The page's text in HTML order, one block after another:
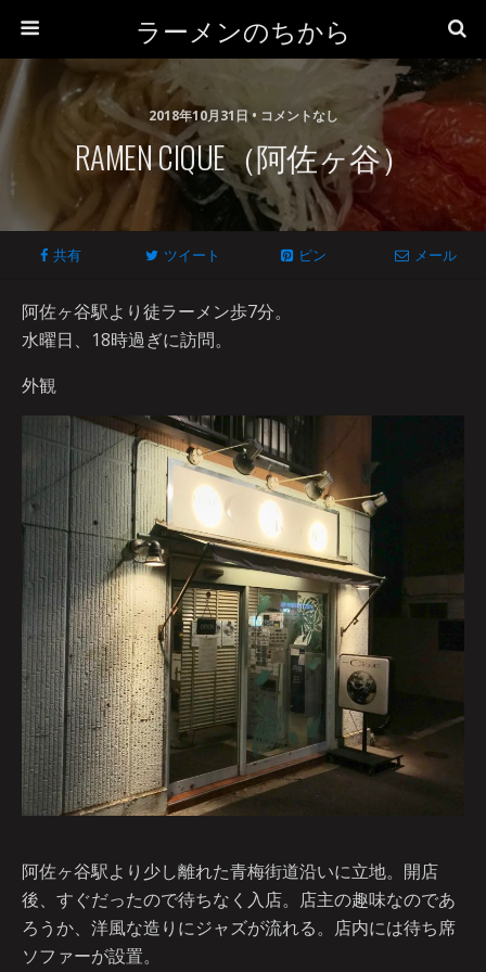
ラーメンのちから
2018年10月31日 • コメントなし
RAMEN CIQUE（阿佐ヶ谷）
共有 ツイート ピン メール
阿佐ヶ谷駅より徒ラーメン歩7分。
水曜日、18時過ぎに訪問。
外観
阿佐ヶ谷駅より少し離れた青梅街道沿いに立地。開店
後、すぐだったので待ちなく入店。店主の趣味なのであ
ろうか、洋風な造りにジャズが流れる。店内には待ち席
ソファーが設置。